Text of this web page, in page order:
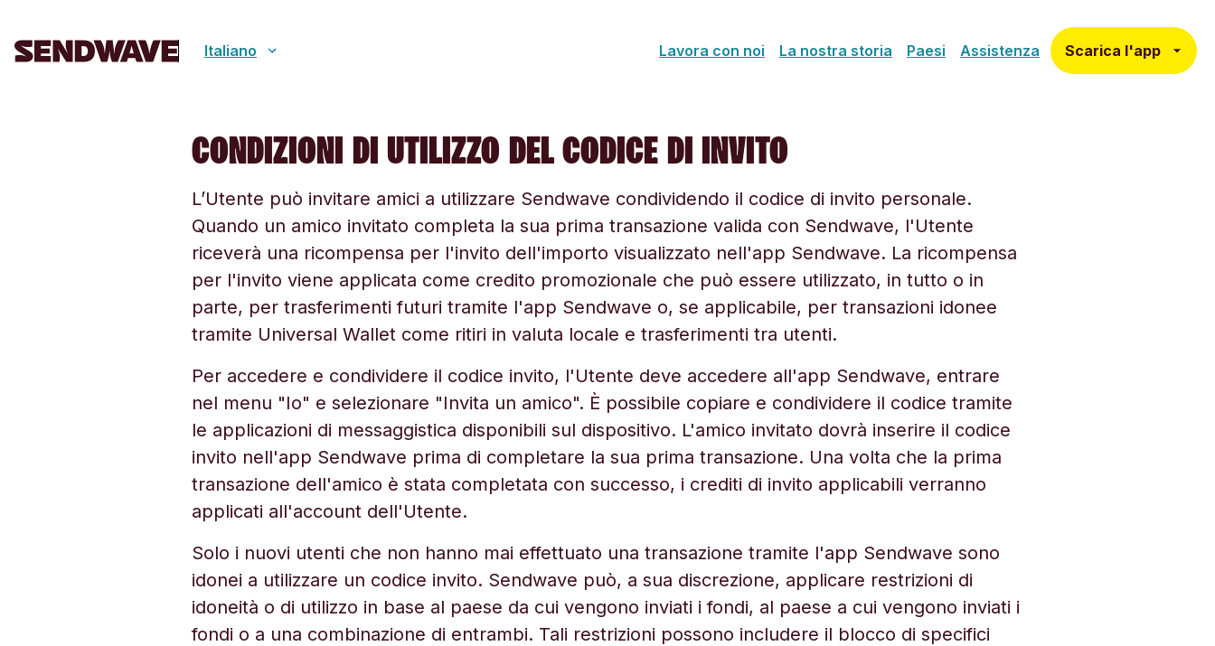
Italiano Lavora con noi La nostra storia Paesi Assistenza Scarica l'app
CONDIZIONI DI UTILIZZO DEL CODICE DI INVITO
L’Utente può invitare amici a utilizzare Sendwave condividendo il codice di invito personale.
Quando un amico invitato completa la sua prima transazione valida con Sendwave, l'Utente
riceverà una ricompensa per l'invito dell'importo visualizzato nell'app Sendwave. La ricompensa
per l'invito viene applicata come credito promozionale che può essere utilizzato, in tutto o in
parte, per trasferimenti futuri tramite l'app Sendwave o, se applicabile, per transazioni idonee
tramite Universal Wallet come ritiri in valuta locale e trasferimenti tra utenti.
Per accedere e condividere il codice invito, l'Utente deve accedere all'app Sendwave, entrare
nel menu "Io" e selezionare "Invita un amico". È possibile copiare e condividere il codice tramite
le applicazioni di messaggistica disponibili sul dispositivo. L'amico invitato dovrà inserire il codice
invito nell'app Sendwave prima di completare la sua prima transazione. Una volta che la prima
transazione dell'amico è stata completata con successo, i crediti di invito applicabili verranno
applicati all'account dell'Utente.
Solo i nuovi utenti che non hanno mai effettuato una transazione tramite l'app Sendwave sono
idonei a utilizzare un codice invito. Sendwave può, a sua discrezione, applicare restrizioni di
idoneità o di utilizzo in base al paese da cui vengono inviati i fondi, al paese a cui vengono inviati i
fondi o a una combinazione di entrambi. Tali restrizioni possono includere il blocco di specifici